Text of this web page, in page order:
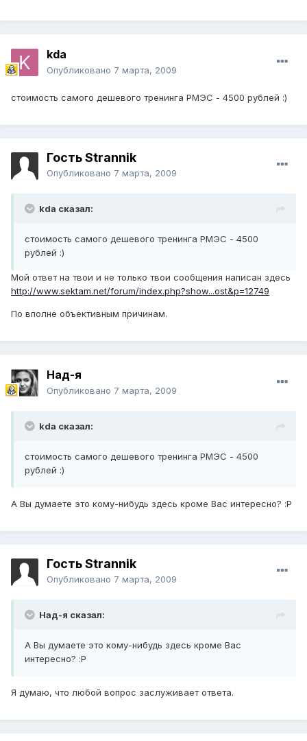
kda
Опубликовано 7 марта, 2009
стоимость самого дешевого тренинга РМЭС - 4500 рублей :)
Гость Strannik
Опубликовано 7 марта, 2009
kda сказал:
стоимость самого дешевого тренинга РМЭС - 4500
рублей :)
Мой ответ на твои и не только твои сообщения написан здесь
http://www.sektam.net/forum/index.php?show...ost&p=12749
По вполне объективным причинам.
Над-я
Опубликовано 7 марта, 2009
kda сказал:
стоимость самого дешевого тренинга РМЭС - 4500
рублей :)
А Вы думаете это кому-нибудь здесь кроме Вас интересно? :P
Гость Strannik
Опубликовано 7 марта, 2009
Над-я сказал:
А Вы думаете это кому-нибудь здесь кроме Вас
интересно? :P
Я думаю, что любой вопрос заслуживает ответа.